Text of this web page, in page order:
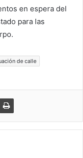
en espera del
para las
de calle